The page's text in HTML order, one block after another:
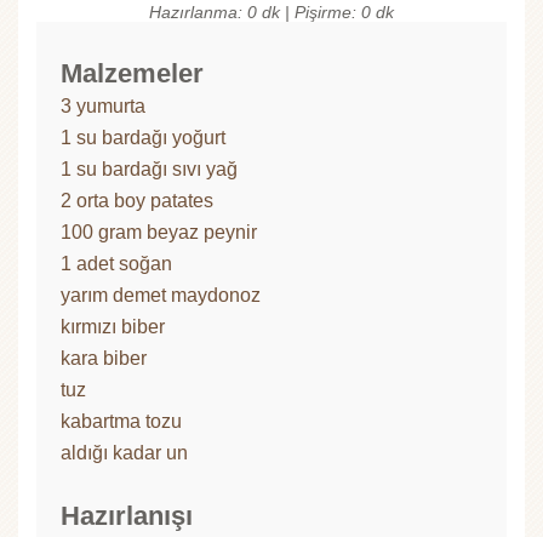
Hazırlanma: 0 dk | Pişirme: 0 dk
Malzemeler
3 yumurta
1 su bardağı yoğurt
1 su bardağı sıvı yağ
2 orta boy patates
100 gram beyaz peynir
1 adet soğan
yarım demet maydonoz
kırmızı biber
kara biber
tuz
kabartma tozu
aldığı kadar un
Hazırlanışı